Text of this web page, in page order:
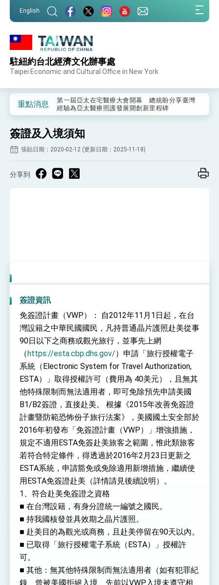
English
駐紐約台北經濟文化辦事處
Taipei Economic and Cultural Office in New York
重點消息
外交部重要言論
事處」，進一步深化台美交流合作
第一屆亞太在宅醫療大會開幕 總統盼分享臺灣
經驗為亞太醫療照護發展開創新里程碑
及「台灣智慧醫療與健康產業展」預告短片，向
世界展現台灣守護全球健康的創新能量
總統出訪史瓦帝尼返國談話 強調臺灣人有權利
走向世界 盼與理念相近國家共同維護國際秩序
訪問
總統與五院院長新春茶敘 盼化分歧為團結、為
世界 需要台灣，團結合作方能守護繁榮
位轉 型迎向下個50年
總統主持「台美經濟繁榮夥伴對話」記者會 說
明臺美合作三大戰略方向 盼與民主夥伴共同引
領 下一個世代的繁榮
外交部長林佳龍接受印尼「時代雜誌」專訪，闡
述印太安全局勢，籲深化台印尼半導體供應鏈合
作
外交部長林佳龍午宴歡迎美國聯邦參議員蓋耶哥
訪問團
外交部長林佳龍接見美國智庫「德國馬歇爾基金
會」訪問團一行，深化跨大西洋戰略夥伴關係
臺美經貿談判獲階段性成果 卓揆期勉爭取時間完
成「臺美對等貿易協定」簽署
卓揆：臺美關稅談判階段性結果有助臺灣取得有
利戰略地位 全力支持「臺美對等貿易協定」簽署
外交部與數位發展部攜手合作，整合台灣雄厚數
位實力，達成固邦榮邦目標
外交部長林佳龍主持第35次「參與亞太經濟合作
策略小組」跨部會會議
民調顯示多數國人滿意政府外交表現，高度支持
「總合外交」與台歐美日關係深化
總統以「韌性之島，希望之光」為題發表2026新
年談話
總統主持「守護民主台灣國安行動方案」記者
會 強調以實力守護台海和平 以決心掌握國家
命運
變局中 奮起的新臺灣 總統發表國慶演說
總統發表執政周年談話 盼面對未來挑戰 堅持
賴總統就職演說影片
簽證及入境須知
張貼日期：2020-02-12 (更新日期：2025-11-18)
分享到
簽證資訊
免簽證計畫（VWP）： 自2012年11月1日起，在台
灣設籍之中華民國國民，凡持普通晶片護照赴美從事
90日以下之商務或觀光旅行，並事先上網
（https://esta.cbp.dhs.gov/）申請「旅行授權電子
系統（Electronic System for Travel Authorization,
ESTA）」取得授權許可（費用為 40美元），且無其
他特殊限制而無法適用者，即可免除預先申請美國
B1/B2簽證，直接赴美。 根據《2015年改善免簽證
計畫暨防範恐怖份子旅行法案》，美國國土安全部於
2016年初發布「免簽證計畫（VWP）」增強措施，
規定不適用ESTA免簽赴美旅客之範圍，惟此類旅客
若符合特定條件，得透過於2016年2月23日更新之
ESTA系統，申請豁免或免除適用新增措施，繼續使
用ESTA免簽證赴美（詳情請見後續說明）。
1、符合赴美免簽證之資格
■ 在台灣設籍，有身分證統一編號之國民。
■ 持我國核發並具效期之晶片護照。
■ 赴美目的為觀光或商務，且赴美停留在90天以內。
■ 已取得「旅行授權電子系統（ESTA）」授權許
可。
■ 其他：無其他特殊限制而無法適用者（如有犯罪紀
錄、曾被美國拒絕入境、先前以VWP入境未遵守相